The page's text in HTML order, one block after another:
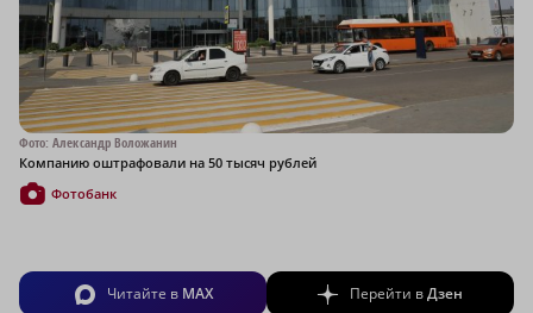
Фото: Александр Воложанин
Компанию оштрафовали на 50 тысяч рублей
Фотобанк
Читайте в MAX Перейти вДзен